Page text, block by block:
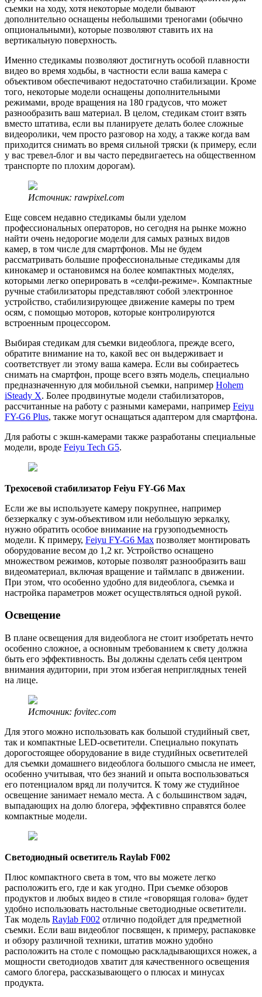
съемки на ходу, хотя некоторые модели бывают
дополнительно оснащены небольшими треногами (обычно
опциональными), которые позволяют ставить их на
вертикальную поверхность.
Именно стедикамы позволяют достигнуть особой плавности
видео во время ходьбы, в частности если ваша камера с
объективом обеспечивают недостаточно стабилизации. Кроме
того, некоторые модели оснащены дополнительными
режимами, вроде вращения на 180 градусов, что может
разнообразить ваш материал. В целом, стедикам стоит взять
вместо штатива, если вы планируете делать более сложные
видеоролики, чем просто разговор на ходу, а также когда вам
приходится снимать во время сильной тряски (к примеру, если
у вас тревел-блог и вы часто передвигаетесь на общественном
транспорте по плохим дорогам).
Источник: rawpixel.com
Еще совсем недавно стедикамы были уделом
профессиональных операторов, но сегодня на рынке можно
найти очень недорогие модели для самых разных видов
камер, в том числе для смартфонов. Мы не будем
рассматривать большие профессиональные стедикамы для
кинокамер и остановимся на более компактных моделях,
которыми легко оперировать в «селфи-режиме». Компактные
ручные стабилизаторы представляют собой электронное
устройство, стабилизирующее движение камеры по трем
осям, с помощью моторов, которые контролируются
встроенным процессором.
Выбирая стедикам для съемки видеоблога, прежде всего,
обратите внимание на то, какой вес он выдерживает и
соответствует ли этому ваша камера. Если вы собираетесь
снимать на смартфон, проще всего взять модель, специально
предназначенную для мобильной съемки, например Hohem
iSteady X. Более продвинутые модели стабилизаторов,
рассчитанные на работу с разными камерами, например Feiyu
FY-G6 Plus, также могут оснащаться адаптером для смартфона.
Для работы с экшн-камерами также разработаны специальные
модели, вроде Feiyu Tech G5.
Трехосевой стабилизатор Feiyu FY-G6 Max
Если же вы используете камеру покрупнее, например
беззеркалку с зум-объективом или небольшую зеркалку,
нужно обратить особое внимание на грузоподъемность
модели. К примеру, Feiyu FY-G6 Max позволяет монтировать
оборудование весом до 1,2 кг. Устройство оснащено
множеством режимов, которые позволят разнообразить ваш
видеоматериал, включая вращение и таймлапс в движении.
При этом, что особенно удобно для видеоблога, съемка и
настройка параметров может осуществляться одной рукой.
Освещение
В плане освещения для видеоблога не стоит изобретать нечто
особенно сложное, а основным требованием к свету должна
быть его эффективность. Вы должны сделать себя центром
внимания аудитории, при этом избегая неприглядных теней
на лице.
Источник: fovitec.com
Для этого можно использовать как большой студийный свет,
так и компактные LED-осветители. Специально покупать
дорогостоящее оборудование в виде студийных осветителей
для съемки домашнего видеоблога большого смысла не имеет,
особенно учитывая, что без знаний и опыта воспользоваться
его потенциалом вряд ли получится. К тому же студийное
освещение занимает немало места. А с большинством задач,
выпадающих на долю блогера, эффективно справятся более
компактные модели.
Светодиодный осветитель Raylab F002
Плюс компактного света в том, что вы можете легко
расположить его, где и как угодно. При съемке обзоров
продуктов и любых видео в стиле «говорящая голова» будет
удобно использовать настольные светодиодные осветители.
Так модель Raylab F002 отлично подойдет для предметной
съемки. Если ваш видеоблог посвящен, к примеру, распаковке
и обзору различной техники, штатив можно удобно
расположить на столе с помощью раскладывающихся ножек, а
мощности светодиодов хватит для качественного освещения
самого блогера, рассказывающего о плюсах и минусах
продукта.